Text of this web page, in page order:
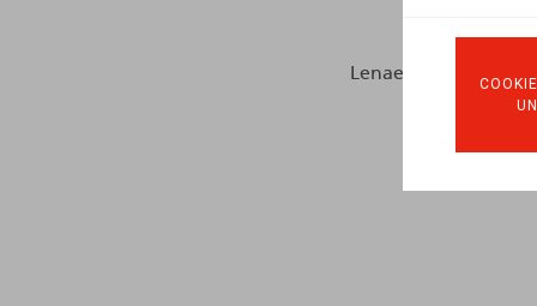
Lenaerts, H.-F.,